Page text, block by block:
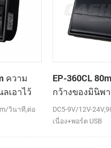
ความ
เอาไว้
การเมา
ตโนมัติ
วินาที,ต่อ
EP-360CL
กว้างของมินิพา
จับภาพความร้
เครื่องพิมพ์อัต
DC5-9V/12V-
เนื่อง+พอร์ต USB